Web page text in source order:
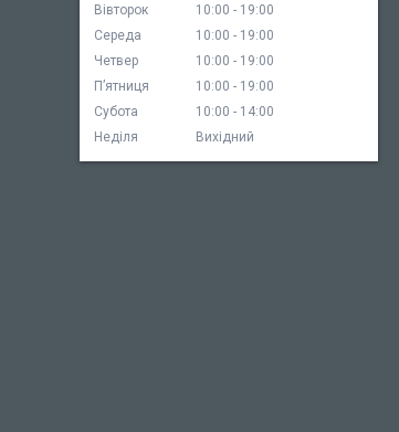
Вівторок
10:00
19:00
Середа
10:00
19:00
Четвер
10:00
19:00
Пʼятниця
10:00
19:00
Субота
10:00
14:00
Неділя
Вихідний